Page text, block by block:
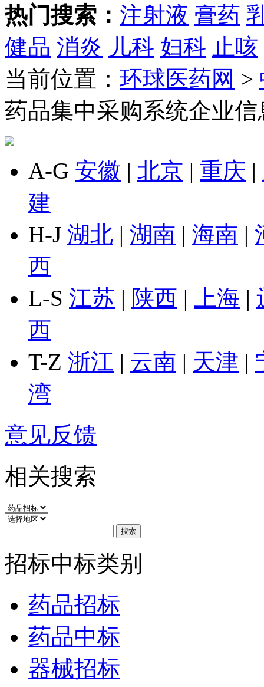
热门搜索： 注射液 膏药
健品 消炎 儿科 妇科 止咳
当前位置： 环球医药网 >
药品集中采购系统企业
A-G 安徽 | 北京 | 重庆 |
建
H-J 湖北 | 湖南 | 海南 |
西
L-S 江苏 | 陕西 | 上海 |
西
T-Z 浙江 | 云南 | 天津 |
湾
意见反馈
相关搜索
招标中标类别
药品招标
药品中标
器械招标